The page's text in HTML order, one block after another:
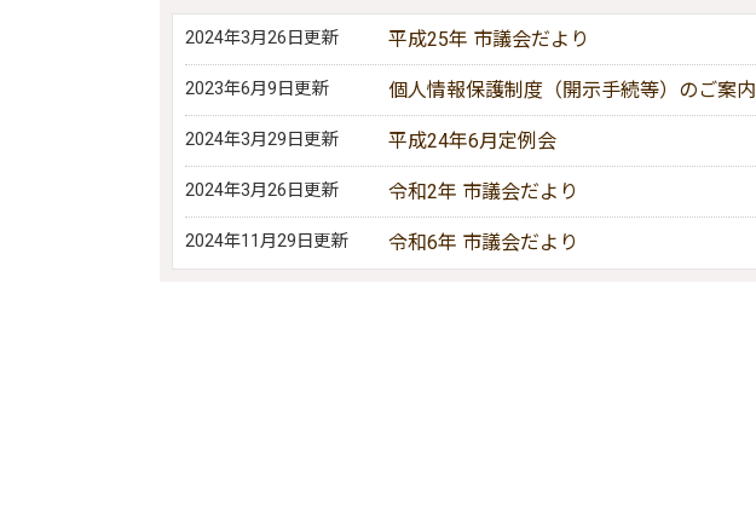
2024年3月26日更新 平成25年 市議会だより
2023年6月9日更新 個人情報保護制度（開示手続等）のご案内
2024年3月29日更新 平成24年6月定例会
2024年3月26日更新 令和2年 市議会だより
2024年11月29日更新 令和6年 市議会だより